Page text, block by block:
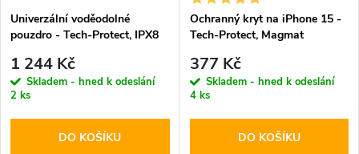
Univerzální voděodolné
pouzdro - Tech-Protect, IPX8
Gray
1 244 Kč
Skladem - hned k odeslání
2 ks
DO KOŠÍKU
Ochranný kryt na iPhone 15 -
Tech-Protect, Magmat
377 Kč
Skladem - hned k odeslání
4 ks
DO KOŠÍKU